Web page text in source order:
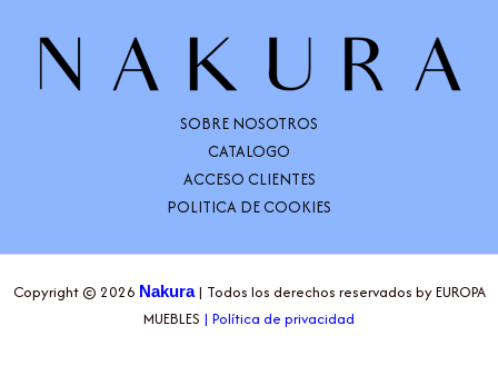
SOBRE NOSOTROS
CATALOGO
ACCESO CLIENTES
POLITICA DE COOKIES
Copyright © 2026 Nakura | Todos los derechos reservados by EUROPA
MUEBLES | Política de privacidad